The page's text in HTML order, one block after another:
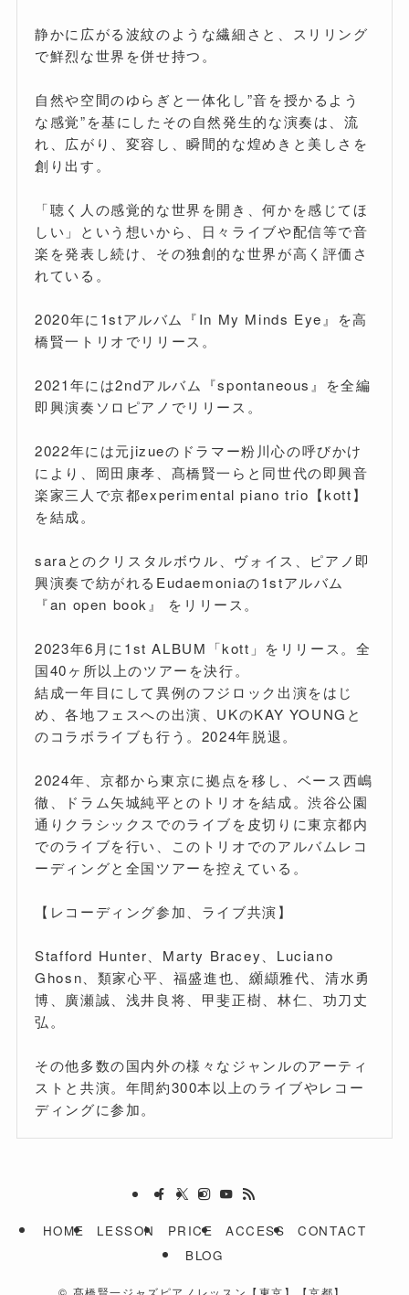
静かに広がる波紋のような繊細さと、スリリング
で鮮烈な世界を併せ持つ。
自然や空間のゆらぎと一体化し”音を授かるよう
な感覚”を基にしたその自然発生的な演奏は、流
れ、広がり、変容し、瞬間的な煌めきと美しさを
創り出す。
「聴く人の感覚的な世界を開き、何かを感じてほ
しい」という想いから、日々ライブや配信等で音
楽を発表し続け、その独創的な世界が高く評価さ
れている。
2020年に1stアルバム『In My Minds Eye』を高
橋賢一トリオでリリース。
2021年には2ndアルバム『spontaneous』を全編
即興演奏ソロピアノでリリース。
2022年には元jizueのドラマー粉川心の呼びかけ
により、岡田康孝、髙橋賢一らと同世代の即興音
楽家三人で京都experimental piano trio【kott】
を結成。
saraとのクリスタルボウル、ヴォイス、ピアノ即
興演奏で紡がれるEudaemoniaの1stアルバム
『an open book』 をリリース。
2023年6月に1st ALBUM「kott」をリリース。全
国40ヶ所以上のツアーを決行。
結成一年目にして異例のフジロック出演をはじ
め、各地フェスへの出演、UKのKAY YOUNGと
のコラボライブも行う。2024年脱退。
2024年、京都から東京に拠点を移し、ベース西嶋
徹、ドラム矢城純平とのトリオを結成。渋谷公園
通りクラシックスでのライブを皮切りに東京都内
でのライブを行い、このトリオでのアルバムレコ
ーディングと全国ツアーを控えている。
【レコーディング参加、ライブ共演】
Stafford Hunter、Marty Bracey、Luciano
Ghosn、類家心平、福盛進也、纐纈雅代、清水勇
博、廣瀬誠、浅井良将、甲斐正樹、林仁、功刀丈
弘。
その他多数の国内外の様々なジャンルのアーティ
ストと共演。年間約300本以上のライブやレコー
ディングに参加。
HOME LESSON PRICE ACCESS
CONTACT
BLOG
© 髙橋賢一ジャズピアノレッスン【東京】【京都】.